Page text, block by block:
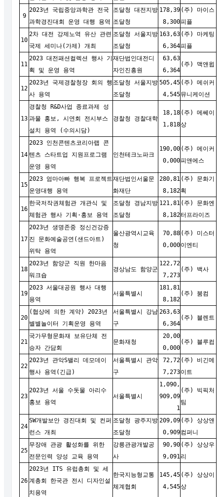
9
2023년 국립중앙과학관 전국
과학경진대회 운영 대행 용역
조달청 대전지방
조달청
178,39
8,300
(주) 마이스
피플
10
2차 대전 강제노역 유산 관련
국제 세미나(가제) 개최
조달청 서울지방
조달청
163,63
6,364
(주) 마케팅
피플
11
2023 대전패션컬렉션 행사 기
획 및 운영 용역
재단법인대전디
자인진흥원
63,63
6,364
(주) 맥앤윕
12
2023년 국제경찰청장 회의 행
사 용역
조달청 서울지방
조달청
505,45
4,545
(주) 메쉬커
뮤니케이션
13
경찰청 R&D사업 종료과제 성
과물 홍보, 시연회 전시부스
설치 용역 (수의시담)
경찰청 경찰대학
18,18
1,818
(주) 메쎄이
상
14
2023 인천콘텐츠코리아랩 콘
텐츠 스타트업 지원프로그램
운영 용역
인천테크노파크
190,00
0,000
( 주) 메이커
피앤에스
15
2023 엄마아빠 행복 프로젝트
운영대행 용역
재단법인서울문
화재단
280,81
8,182
(주) 문화기
획
16
한국저작권체험관 개관식 및
체험관 행사 기획·홍보 용역
조달청 경남지방
조달청
121,81
8,182
(주) 문화엔
터프라이즈
17
2023년 생명존중 정신건강증
진 문화예술공연(샌드아트)
위탁 용역
울산광역시교육
청
70,88
0,000
(주) 미스터
이엔티
18
2023년 함양군 직원 한마음
워크숍
경상남도 함양군
122,72
7,273
(주) 백사
19
2023 서울대공원 행사 대행
용역
서울특별시
181,81
8,182
(주) 붐컴
20
(협상에 의한 계약) 2023년
별별놀이터 기획운영 용역
서울특별시 강남
구
263,63
6,364
(주) 블렌트
21
국가무형문화재 보유단체 전
승자 간담회
문화재청
20,00
0,000
( 주) 블루컴
22
2023년 관악S밸리 데모데이
행사 용역(긴급)
서울특별시 관악
구
72,72
7,273
(주) 비긴메
이트
23
2023년 서울 수돗물 아리수
홍보 용역
서울특별시
1,090,
909,09
1
(주) 빅픽처
팀
24
SW개발보안 경진대회 및 컨퍼
런스 개최
조달청 광주지방
조달청
209,09
0,909
(주) 상상앤
컴퍼니
25
무장애 관광 활성화를 위한
전문인력 양성 교육 용역
강릉관광개발공
사
90,90
9,091
(주) 상상우
리
26
2023년 ITS 유럽총회 및 세
계총회 한국관 전시 디자인설
치용역
한국지능형교통
체계협회
145,45
4,545
(주) 상상이
상